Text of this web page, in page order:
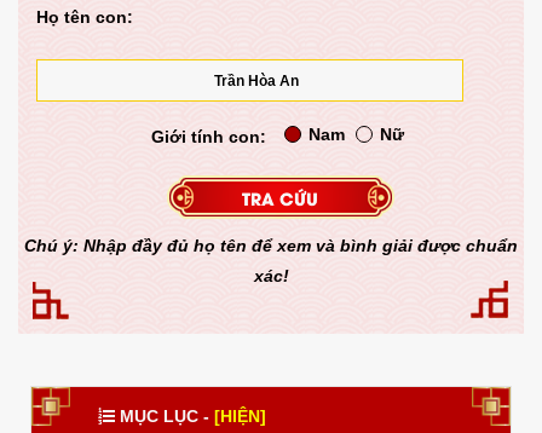
Họ tên con:
Giới tính con: Nam Nữ
Chú ý: Nhập đầy đủ họ tên để xem và bình giải được chuẩn
xác!
MỤC LỤC - [HIỆN]